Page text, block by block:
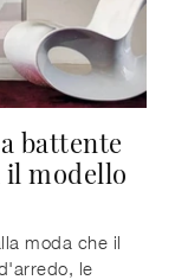
battente
modello
moda che il
le